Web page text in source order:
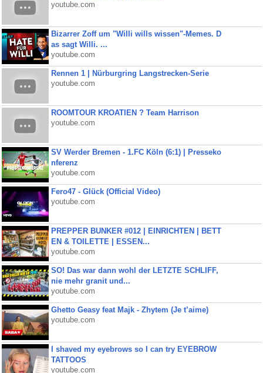
youtube.com
Bizarrer Zoff um "Willi wills wissen"-Memes. D
as sagt Willi. ...
youtube.com
Rennen 1 | Nürburgring Langstrecken-Serie
youtube.com
ROOMTOUR KROATIEN ? Team Harrison
youtube.com
SV Werder Bremen - 1.FC Köln (6:1) | Presseko
nferenz
youtube.com
Fero47 - Glück (Official Video)
youtube.com
PREPPER BUNKER #012 | EINRICHTEN | BETT
EN & TOILETTE | ESSEN...
youtube.com
SO! Das war dann wohl der LETZTE SCHLIFF,
nie mehr granit und...
youtube.com
Ghetto Geasy feat Majk - Zhytem (Je t’aime)
youtube.com
I shaved my eyebrows so I can try EYEBROW
TATTOOS
youtube.com